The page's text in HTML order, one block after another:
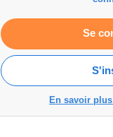
Se
En savoir